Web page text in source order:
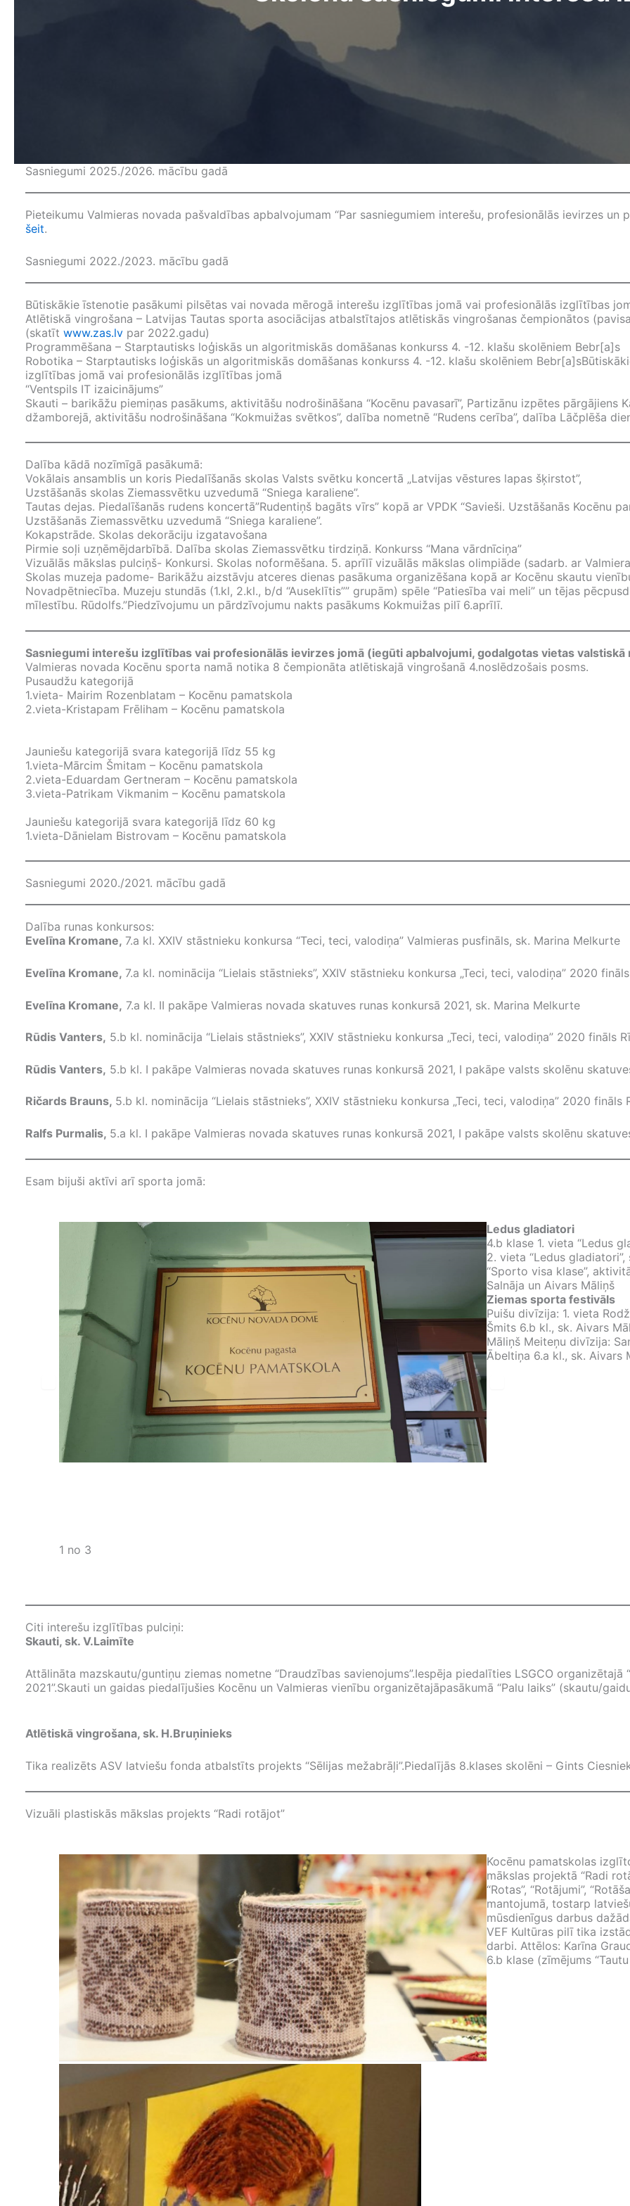
Sasniegumi 2025./2026. mācību gadā
Pieteikumu Valmieras novada pašvaldības apbalvojumam “Par sasniegumiem interešu, profesionālās ievirzes
šeit.
Sasniegumi 2022./2023. mācību gadā
Būtiskākie īstenotie pasākumi pilsētas vai novada mērogā interešu izglītības jomā vai profesionālās izglītības
Atlētiskā vingrošana – Latvijas Tautas sporta asociācijas atbalstītajos atlētiskās vingrošanas čempionātos
(skatīt www.zas.lv par 2022.gadu)
Programmēšana – Starptautisks loģiskās un algoritmiskās domāšanas konkurss 4. -12. klašu skolēniem Bebr[a]s
Robotika – Starptautisks loģiskās un algoritmiskās domāšanas konkurss 4. -12. klašu skolēniem
izglītības jomā vai profesionālās izglītības jomā
“Ventspils IT izaicinājums”
Skauti – barikāžu piemiņas pasākums, aktivitāšu nodrošināšana “Kocēnu pavasarī”, Partizānu izpētes pārgājiens
džamborejā, aktivitāšu nodrošināšana “Kokmuižas svētkos”, dalība nometnē “Rudens cerība”, dalība Lāčplēša
Dalība kādā nozīmīgā pasākumā:
Vokālais ansamblis un koris Piedalīšanās skolas Valsts svētku koncertā „Latvijas vēstures lapas šķirstot”,
Uzstāšanās skolas Ziemassvētku uzvedumā “Sniega karaliene”.
Tautas dejas. Piedalīšanās rudens koncertā”Rudentiņš bagāts vīrs” kopā ar VPDK “Savieši. Uzstāšanās Kocēnu
Uzstāšanās Ziemassvētku uzvedumā “Sniega karaliene”.
Kokapstrāde. Skolas dekorāciju izgatavošana
Pirmie soļi uzņēmējdarbībā. Dalība skolas Ziemassvētku tirdziņā. Konkurss “Mana vārdnīciņa”
Vizuālās mākslas pulciņš- Konkursi. Skolas noformēšana. 5. aprīlī vizuālās mākslas olimpiāde (sadarb. ar
Skolas muzeja padome- Barikāžu aizstāvju atceres dienas pasākuma organizēšana kopā ar Kocēnu skautu
Novadpētniecība. Muzeju stundās (1.kl, 2.kl., b/d “Auseklītis”” grupām) spēle “Patiesība vai meli” un tējas
mīlestību. Rūdolfs.”Piedzīvojumu un pārdzīvojumu nakts pasākums Kokmuižas pilī 6.aprīlī.
Sasniegumi interešu izglītības vai profesionālās ievirzes jomā (iegūti apbalvojumi, godalgotas vietas valstiskā
Valmieras novada Kocēnu sporta namā notika 8 čempionāta atlētiskajā vingrošanā 4.noslēdzošais posms.
Pusaudžu kategorijā
1.vieta- Mairim Rozenblatam – Kocēnu pamatskola
2.vieta-Kristapam Frēliham – Kocēnu pamatskola
Jauniešu kategorijā svara kategorijā līdz 55 kg
1.vieta-Mārcim Šmitam – Kocēnu pamatskola
2.vieta-Eduardam Gertneram – Kocēnu pamatskola
3.vieta-Patrikam Vikmanim – Kocēnu pamatskola
Jauniešu kategorijā svara kategorijā līdz 60 kg
1.vieta-Dānielam Bistrovam – Kocēnu pamatskola
Sasniegumi 2020./2021. mācību gadā
Dalība runas konkursos:
Evelīna Kromane, 7.a kl. XXIV stāstnieku konkursa “Teci, teci, valodiņa” Valmieras pusfināls, sk. Marina Melkurte
Evelīna Kromane, 7.a kl. nominācija “Lielais stāstnieks”, XXIV stāstnieku konkursa „Teci, teci, valodiņa” 2020
Evelīna Kromane, 7.a kl. II pakāpe Valmieras novada skatuves runas konkursā 2021, sk. Marina Melkurte
Rūdis Vanters, 5.b kl. nominācija “Lielais stāstnieks”, XXIV stāstnieku konkursa „Teci, teci, valodiņa” 2020 fināls
Rūdis Vanters, 5.b kl. I pakāpe Valmieras novada skatuves runas konkursā 2021, I pakāpe valsts skolēnu
Ričards Brauns, 5.b kl. nominācija “Lielais stāstnieks”, XXIV stāstnieku konkursa „Teci, teci, valodiņa” 2020 fināls
Ralfs Purmalis, 5.a kl. I pakāpe Valmieras novada skatuves runas konkursā 2021, I pakāpe valsts skolēnu
Esam bijuši aktīvi arī sporta jomā:
1 no 3
Ledus gladiatori
4.b klase 1. vieta “Ledus
2. vieta “Ledus
“Sporto visa klase”,
Salnāja un Aivars Māliņš
Ziemas sporta festivāls
Puišu divīzija: 1. vieta
Šmits 6.b kl., sk. Aivars
Māliņš Meiteņu divīzija:
Ābeltiņa 6.a kl., sk. Aivars
Citi interešu izglītības pulciņi:
Skauti, sk. V.Laimīte
Attālināta mazskautu/guntiņu ziemas nometne “Draudzības savienojums”.Iespēja piedalīties LSGCO organizētajā
2021”.Skauti un gaidas piedalījušies Kocēnu un Valmieras vienību organizētajāpasākumā “Palu laiks” (skautu/
Atlētiskā vingrošana, sk. H.Bruņinieks
Tika realizēts ASV latviešu fonda atbalstīts projekts “Sēlijas mežabrāļi”.Piedalījās 8.klases skolēni – Gints
Vizuāli plastiskās mākslas projekts “Radi rotājot”
Kocēnu pamatskolas
mākslas projektā “Radi
“Rotas”, “Rotājumi”,
mantojumā, tostarp
mūsdienīgus darbus
VEF Kultūras pilī tika
darbi. Attēlos: Karīna
6.b klase (zīmējums